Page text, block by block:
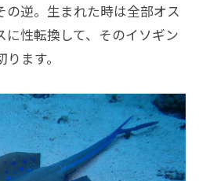
の逆。生まれた時は全部オス
に性転換して、そのイソギン
ます。